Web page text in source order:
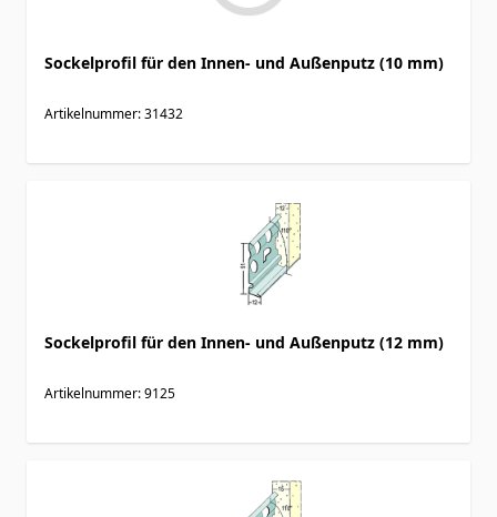
Sockelprofil für den Innen- und Außenputz (10 mm)
Artikelnummer: 31432
Sockelprofil für den Innen- und Außenputz (12 mm)
Artikelnummer: 9125